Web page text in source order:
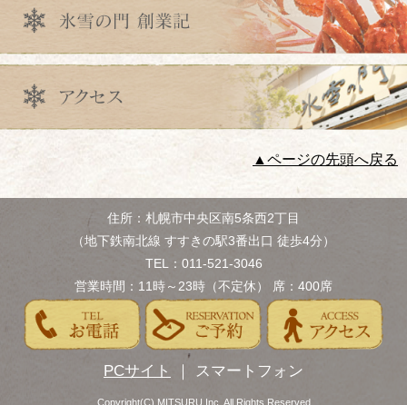
▲ページの先頭へ戻る
住所：札幌市中央区南5条西2丁目
（地下鉄南北線 すすきの駅3番出口 徒歩4分）
TEL：011-521-3046
営業時間：11時～23時（不定休） 席：400席
PCサイト ｜ スマートフォン
Copyright(C) MITSURU Inc. All Rights Reserved